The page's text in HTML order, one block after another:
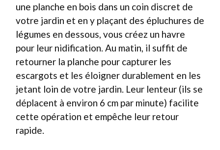
une planche en bois dans un coin discret de
votre jardin et en y plaçant des épluchures de
légumes en dessous, vous créez un havre
pour leur nidification. Au matin, il suffit de
retourner la planche pour capturer les
escargots et les éloigner durablement en les
jetant loin de votre jardin. Leur lenteur (ils se
déplacent à environ 6 cm par minute) facilite
cette opération et empêche leur retour
rapide.